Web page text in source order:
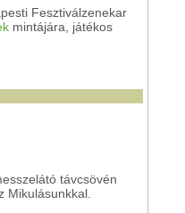
Fesztiválzenekar
mintájára, játékos
távcsövén
Mikulásunkkal.